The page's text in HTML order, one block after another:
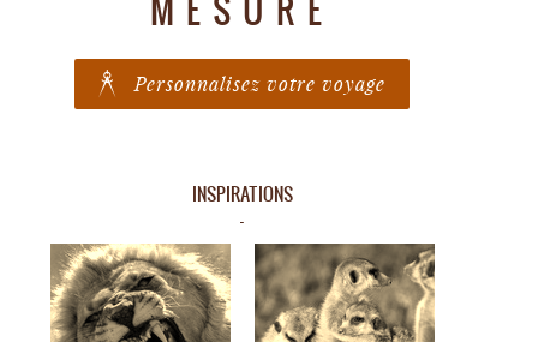
MESURE
Personnalisez votre voyage
INSPIRATIONS